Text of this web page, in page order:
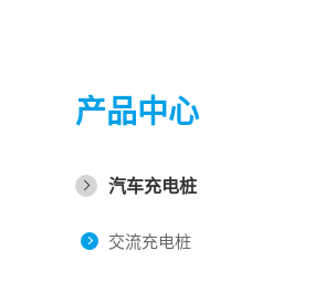
产品中心
汽车充电桩
交流充电桩